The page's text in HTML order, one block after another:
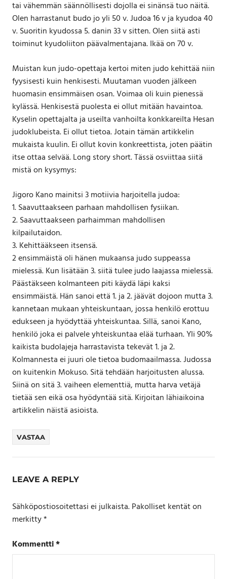
tai vähemmän säännöllisesti dojolla ei sinänsä tuo näitä.
Olen harrastanut budo jo yli 50 v. Judoa 16 v ja kyudoa 40
v. Suoritin kyudossa 5. danin 33 v sitten. Olen siitä asti
toiminut kyudoliiton päävalmentajana. Ikää on 70 v.
Muistan kun judo-opettaja kertoi miten judo kehittää niin
fyysisesti kuin henkisesti. Muutaman vuoden jälkeen
huomasin ensimmäisen osan. Voimaa oli kuin pienessä
kylässä. Henkisestä puolesta ei ollut mitään havaintoa.
Kyselin opettajalta ja useilta vanhoilta konkkareilta Hesan
judoklubeista. Ei ollut tietoa. Jotain tämän artikkelin
mukaista kuulin. Ei ollut kovin konkreettista, joten päätin
itse ottaa selvää. Long story short. Tässä osviittaa siitä
mistä on kysymys:
Jigoro Kano mainitsi 3 motiivia harjoitella judoa:
1. Saavuttaakseen parhaan mahdollisen fysiikan.
2. Saavuttaakseen parhaimman mahdollisen
kilpailutaidon.
3. Kehittääkseen itsensä.
2 ensimmäistä oli hänen mukaansa judo suppeassa
mielessä. Kun lisätään 3. siitä tulee judo laajassa mielessä.
Päästäkseen kolmanteen piti käydä läpi kaksi
ensimmäistä. Hän sanoi että 1. ja 2. jäävät dojoon mutta 3.
kannetaan mukaan yhteiskuntaan, jossa henkilö erottuu
edukseen ja hyödyttää yhteiskuntaa. Sillä, sanoi Kano,
henkilö joka ei palvele yhteiskuntaa elää turhaan. Yli 90%
kaikista budolajeja harrastavista tekevät 1. ja 2.
Kolmannesta ei juuri ole tietoa budomaailmassa. Judossa
on kuitenkin Mokuso. Sitä tehdään harjoitusten alussa.
Siinä on sitä 3. vaiheen elementtiä, mutta harva vetäjä
tietää sen eikä osa hyödyntää sitä. Kirjoitan lähiaikoina
artikkelin näistä asioista.
VASTAA
LEAVE A REPLY
Sähköpostiosoitettasi ei julkaista.Pakolliset kentät on
merkitty*
Kommentti*